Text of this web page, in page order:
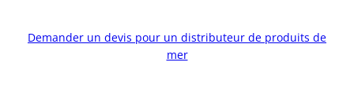
Demander un devis pour un distributeur de produits de
mer